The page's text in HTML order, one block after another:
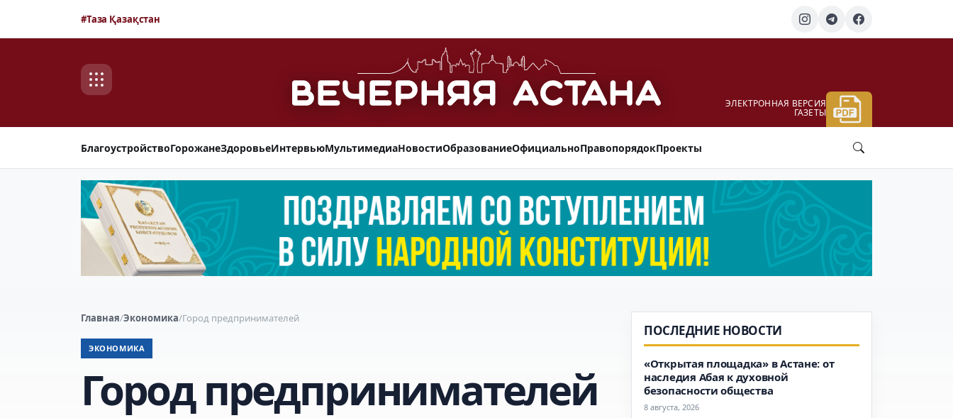
#Таза Қазақстан
ЭЛЕКТРОННАЯ ВЕРСИЯ
ГАЗЕТЫ
БлагоустройствоГорожанеЗдоровьеИнтервьюМультимедиаНовостиОбразованиеОфициальноПравопорядокПроекты
Главная/Экономика/Город предпринимателей
ЭКОНОМИКА
Город предпринимателей
ПОСЛЕДНИЕ НОВОСТИ
«Открытая площадка» в Астане: от
наследия Абая к духовной
безопасности общества
8 августа, 2026